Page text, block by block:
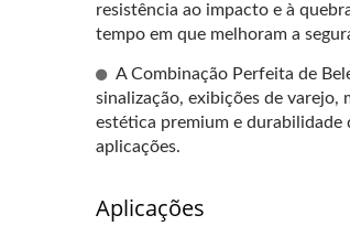
resistência ao impacto e à
tempo em que melhoram a
A Combinação Perfeita de
sinalização, exibições de
estética premium e durabilidade
aplicações.
Aplicações
Verde Translúcido